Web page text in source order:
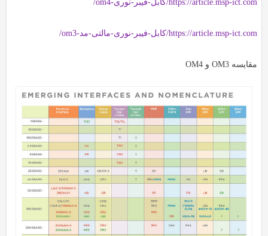
https://article.msp-ict.com/کابل-فیبر-نوری-om4/
https://article.msp-ict.com/کابل-فیبر-نوری-مالتی-مد-om3/
مقایسه OM3 و OM4